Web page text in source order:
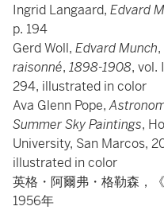
Ingrid Langaard, Edvard
p. 194
Gerd Woll, Edvard Munch,
raisonné, 1898-1908, vol.
294, illustrated in color
Ava Glenn Pope,
Summer Sky Paintings,
University, San Marcos,
illustrated in color
英格・阿爾弗・格勒森，
1956年